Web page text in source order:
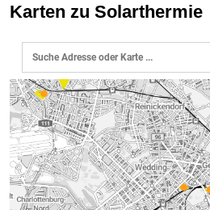
Karten zu Solarthermie